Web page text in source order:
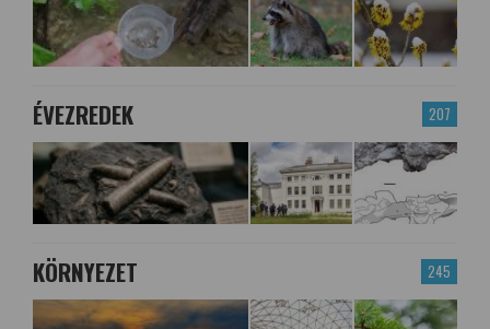
207
ÉVEZREDEK
245
KÖRNYEZET